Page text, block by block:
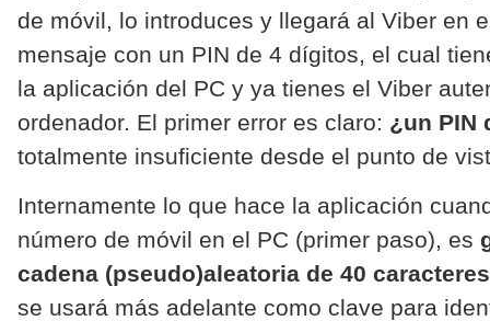
de móvil, lo introduces y llegará al Viber en
mensaje con un PIN de 4 dígitos, el cual
la aplicación del PC y ya tienes el Viber
ordenador. El primer error es claro: ¿un PIN
totalmente insuficiente desde el punto de
Internamente lo que hace la aplicación
número de móvil en el PC (primer paso), es
cadena (pseudo)aleatoria de 40
se usará más adelante como clave para